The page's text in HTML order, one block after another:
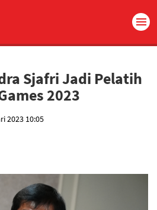
Sjafri Jadi Pelatih
2023
2023 10:05